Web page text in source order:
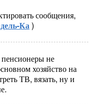
сообщения,
Ка)
не
хозяйство на
ТВ, вязать, ну и